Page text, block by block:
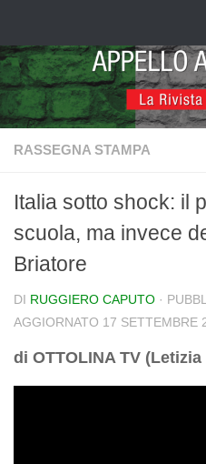
RASSEGNA STAMPA
Italia sotto shock: il
scuola, ma invece
Briatore
DI RUGGIERO CAPUTO ·
AGGIORNATO 17 SETTEMBRE
di OTTOLINA TV